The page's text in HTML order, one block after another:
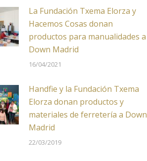
La Fundación Txema Elorza y
Hacemos Cosas donan
productos para manualidades a
Down Madrid
16/04/2021
Handfie y la Fundación Txema
Elorza donan productos y
materiales de ferretería a Down
Madrid
22/03/2019